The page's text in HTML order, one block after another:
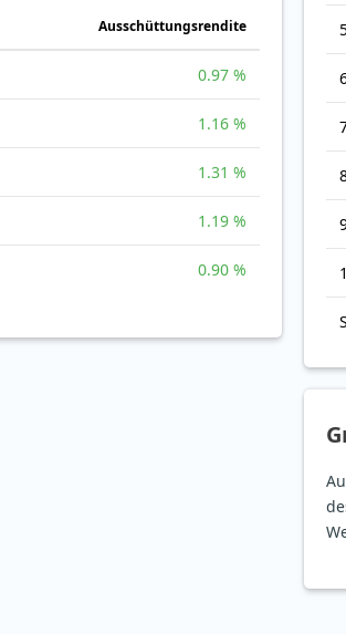
Ausschüttungsrendite
0.97 %
1.16 %
1.31 %
1.19 %
0.90 %